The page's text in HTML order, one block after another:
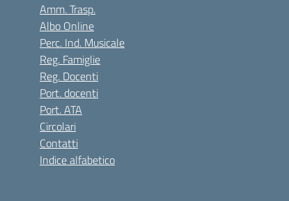
Amm. Trasp.
Albo Online
Perc. Ind. Musicale
Reg. Famiglie
Reg. Docenti
Port. docenti
Port. ATA
Circolari
Contatti
Indice alfabetico